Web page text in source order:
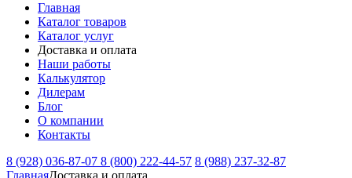
Главная
Каталог товаров
Каталог услуг
Доставка и оплата
Наши работы
Калькулятор
Дилерам
Блог
О компании
Контакты
8 (928) 036-87-07 8 (800) 222-44-57 8 (988) 237-32-87
ГлавнаяДоставка и оплата